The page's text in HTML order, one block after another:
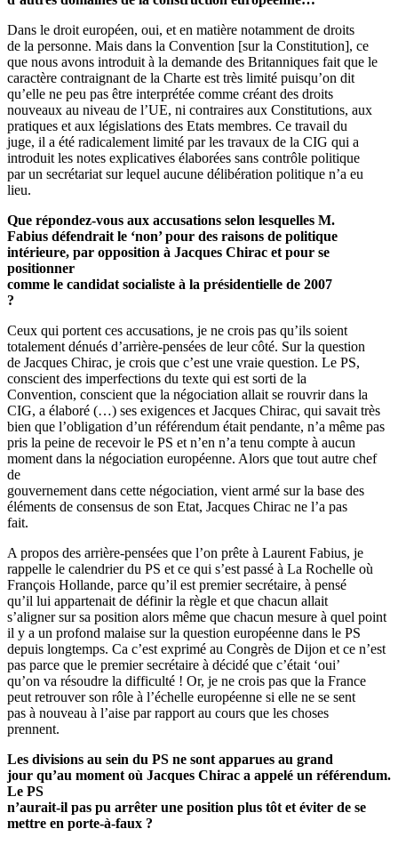
Dans le droit européen, oui, et en matière notamment de droits
de la personne. Mais dans la Convention [sur la Constitution], ce
que nous avons introduit à la demande des Britanniques fait que le
caractère contraignant de la Charte est très limité puisqu’on dit
qu’elle ne peu pas être interprétée comme créant des droits
nouveaux au niveau de l’UE, ni contraires aux Constitutions, aux
pratiques et aux législations des Etats membres. Ce travail du
juge, il a été radicalement limité par les travaux de la CIG qui a
introduit les notes explicatives élaborées sans contrôle politique
par un secrétariat sur lequel aucune délibération politique n’a eu
lieu.
Que répondez-vous aux accusations selon lesquelles M.
Fabius défendrait le ‘non’ pour des raisons de politique
intérieure, par opposition à Jacques Chirac et pour se
positionner
comme le candidat socialiste à la présidentielle de 2007
?
Ceux qui portent ces accusations, je ne crois pas qu’ils soient
totalement dénués d’arrière-pensées de leur côté. Sur la question
de Jacques Chirac, je crois que c’est une vraie question. Le PS,
conscient des imperfections du texte qui est sorti de la
Convention, conscient que la négociation allait se rouvrir dans la
CIG, a élaboré (…) ses exigences et Jacques Chirac, qui savait très
bien que l’obligation d’un référendum était pendante, n’a même pas
pris la peine de recevoir le PS et n’en n’a tenu compte à aucun
moment dans la négociation européenne. Alors que tout autre chef
de
gouvernement dans cette négociation, vient armé sur la base des
éléments de consensus de son Etat, Jacques Chirac ne l’a pas
fait.
A propos des arrière-pensées que l’on prête à Laurent Fabius, je
rappelle le calendrier du PS et ce qui s’est passé à La Rochelle où
François Hollande, parce qu’il est premier secrétaire, à pensé
qu’il lui appartenait de définir la règle et que chacun allait
s’aligner sur sa position alors même que chacun mesure à quel point
il y a un profond malaise sur la question européenne dans le PS
depuis longtemps. Ca c’est exprimé au Congrès de Dijon et ce n’est
pas parce que le premier secrétaire à décidé que c’était ‘oui’
qu’on va résoudre la difficulté ! Or, je ne crois pas que la France
peut retrouver son rôle à l’échelle européenne si elle ne se sent
pas à nouveau à l’aise par rapport au cours que les choses
prennent.
Les divisions au sein du PS ne sont apparues au grand
jour qu’au moment où Jacques Chirac a appelé un référendum.
Le PS
n’aurait-il pas pu arrêter une position plus tôt et éviter de se
mettre en porte-à-faux ?